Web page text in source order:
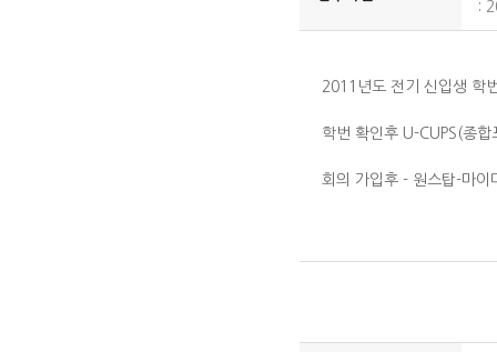
:
2011년도 전기 신입생 학
학번 확인후 U-CUPS(종
회의 가입후 - 원스탑-마이